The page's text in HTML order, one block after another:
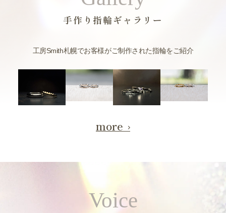
手作り指輪ギャラリー
工房Smith札幌でお客様がご制作された指輪をご紹介
more
Voice